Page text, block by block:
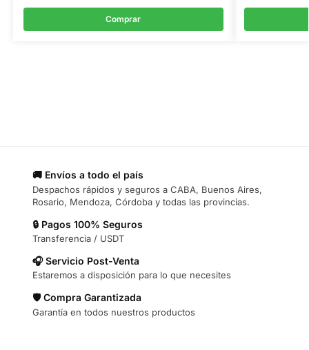
Comprar
🚚 Envíos a todo el país
Despachos rápidos y seguros a CABA, Buenos Aires,
Rosario, Mendoza, Córdoba y todas las provincias.
🔒 Pagos 100% Seguros
Transferencia / USDT
🎧 Servicio Post-Venta
Estaremos a disposición para lo que necesites
🛡️ Compra Garantizada
Garantía en todos nuestros productos